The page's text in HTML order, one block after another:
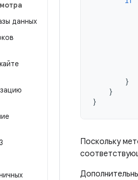
данных
}
}
}
Поскольку